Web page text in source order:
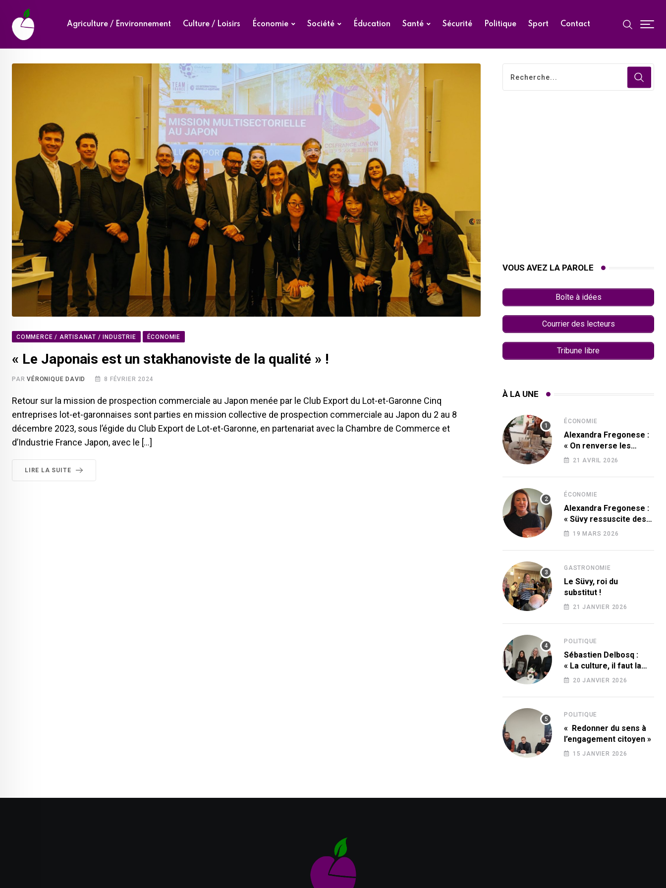
content
Agriculture / Environnement Culture / Loisirs Économie Société Éducation Santé Sécurité Politique Sport Contact
COMMERCE / ARTISANAT / INDUSTRIE ÉCONOMIE
« Le Japonais est un stakhanoviste de la qualité » !
PARVÉRONIQUE DAVID 8 FÉVRIER 2024
Retour sur la mission de prospection commerciale au Japon menée par le Club Export du Lot-et-Garonne Cinq
entreprises lot-et-garonnaises sont parties en mission collective de prospection commerciale au Japon du 2 au 8
décembre 2023, sous l’égide du Club Export de Lot-et-Garonne, en partenariat avec la Chambre de Commerce et
d’Industrie France Japon, avec le […]
LIRE LA SUITE
VOUS AVEZ LA PAROLE
Boîte à idées
Courrier des lecteurs
Tribune libre
À LA UNE
ÉCONOMIE
Alexandra Fregonese :
« On renverse les
codes » !
21 AVRIL 2026
ÉCONOMIE
Alexandra Fregonese :
« Süvy ressuscite des
produits condamnés
19 MARS 2026
GASTRONOMIE
Le Süvy, roi du
substitut !
21 JANVIER 2026
POLITIQUE
Sébastien Delbosq :
« La culture, il faut la
conquérir ! »
20 JANVIER 2026
POLITIQUE
« Redonner du sens à
l’engagement citoyen »
15 JANVIER 2026